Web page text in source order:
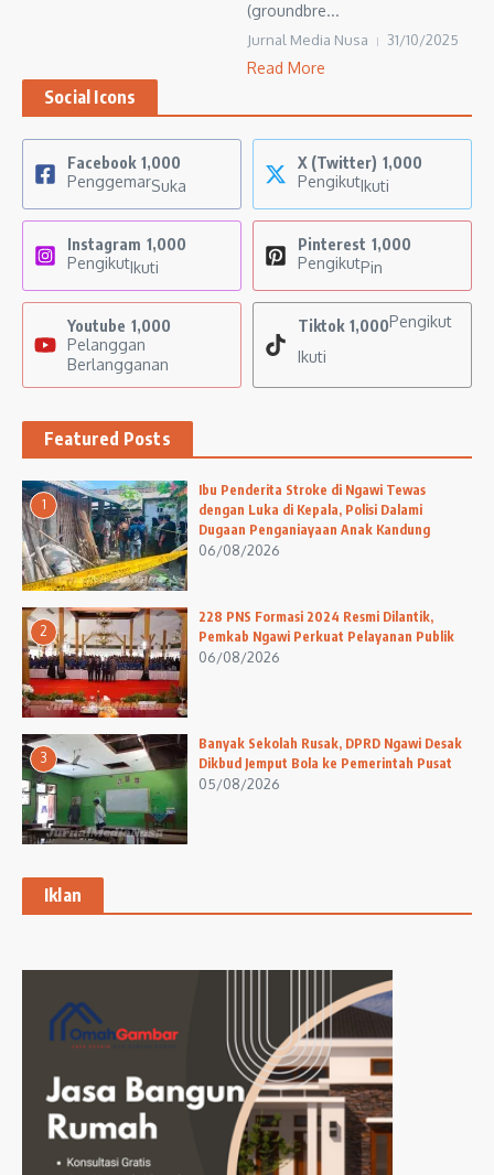
(groundbre...
Jurnal Media Nusa 31/10/2025
Read More
Social Icons
Facebook 1,000
PenggemarSuka
X (Twitter) 1,000
PengikutIkuti
Instagram 1,000
PengikutIkuti
Pinterest 1,000
PengikutPin
Youtube 1,000
Pelanggan
Berlangganan
Tiktok 1,000Pengikut
Ikuti
Featured Posts
1
Ibu Penderita Stroke di Ngawi Tewas
dengan Luka di Kepala, Polisi Dalami
Dugaan Penganiayaan Anak Kandung
06/08/2026
2
228 PNS Formasi 2024 Resmi Dilantik,
Pemkab Ngawi Perkuat Pelayanan Publik
06/08/2026
3
Banyak Sekolah Rusak, DPRD Ngawi Desak
Dikbud Jemput Bola ke Pemerintah Pusat
05/08/2026
Iklan